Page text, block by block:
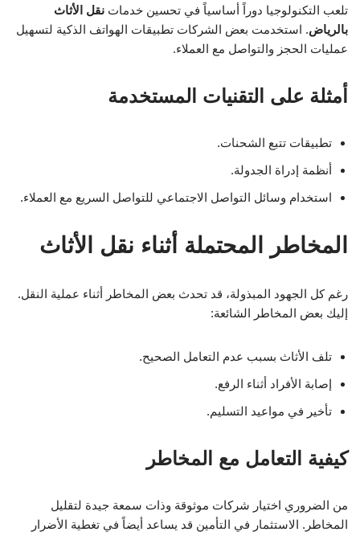
تلعب التكنولوجيا دوراً أساسياً في تحسين خدمات نقل الأثاث
بالرياض. استخدمت بعض الشركات تطبيقات الهواتف الذكية لتسهيل
عمليات الحجز والتواصل مع العملاء.
أمثلة على التقنيات المستخدمة
تطبيقات تتبع الشحنات.
أنظمة إدراة الجدولة.
استخدام وسائل التواصل الاجتماعي للتواصل السريع مع العملاء.
المخاطر المحتملة أثناء نقل الأثاث
رغم كل الجهود المبذولة، قد تحدث بعض المخاطر أثناء عملية النقل.
إليك بعض المخاطر الشائعة:
تلف الأثاث بسبب عدم التعامل الصحيح.
إصابة الأفراد أثناء الرفع.
تأخير في مواعيد التسليم.
كيفية التعامل مع المخاطر
من الضروري اختيار شركات موثوقة وذات سمعة جيدة لتقليل
المخاطر. الاستثمار في التأمين قد يساعد أيضاً في تغطية الأضرار